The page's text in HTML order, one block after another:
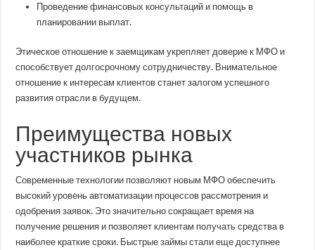
Проведение финансовых консультаций и помощь в
планировании выплат.
Этическое отношение к заемщикам укрепляет доверие к МФО и
способствует долгосрочному сотрудничеству. Внимательное
отношение к интересам клиентов станет залогом успешного
развития отрасли в будущем.
Преимущества новых
участников рынка
Современные технологии позволяют новым МФО обеспечить
высокий уровень автоматизации процессов рассмотрения и
одобрения заявок. Это значительно сокращает время на
получение решения и позволяет клиентам получать средства в
наиболее краткие сроки. Быстрые займы стали еще доступнее